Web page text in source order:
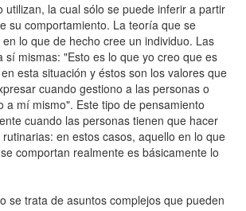
utilizan, la cual sólo se puede inferir a partir
su comportamiento. La teoría que se
lo que de hecho cree un individuo. Las
sí mismas: "Esto es lo que yo creo que es
esta situación y éstos son los valores que
cuando gestiono a las personas o
a mí mismo". Este tipo de pensamiento
cuando las personas tienen que hacer
en estos casos, aquello en lo que
comportan realmente es básicamente lo
se trata de asuntos complejos que pueden